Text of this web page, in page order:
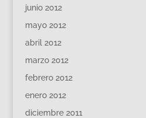
junio 2012
mayo 2012
abril 2012
marzo 2012
febrero 2012
enero 2012
diciembre 2011